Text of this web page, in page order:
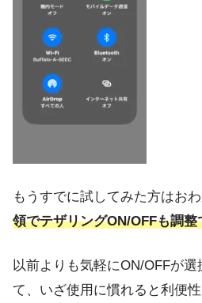
もうすでに試してみた方はおわ
領でテザリングON/OFFも調整
以前よりも気軽にON/OFFが
て、いざ使用に慣れると利便